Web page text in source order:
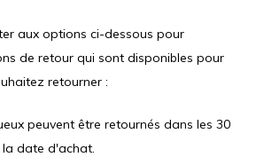
aux options ci-dessous pour
de retour qui sont disponibles pour
retourner :
peuvent être retournés dans les 30
date d'achat.